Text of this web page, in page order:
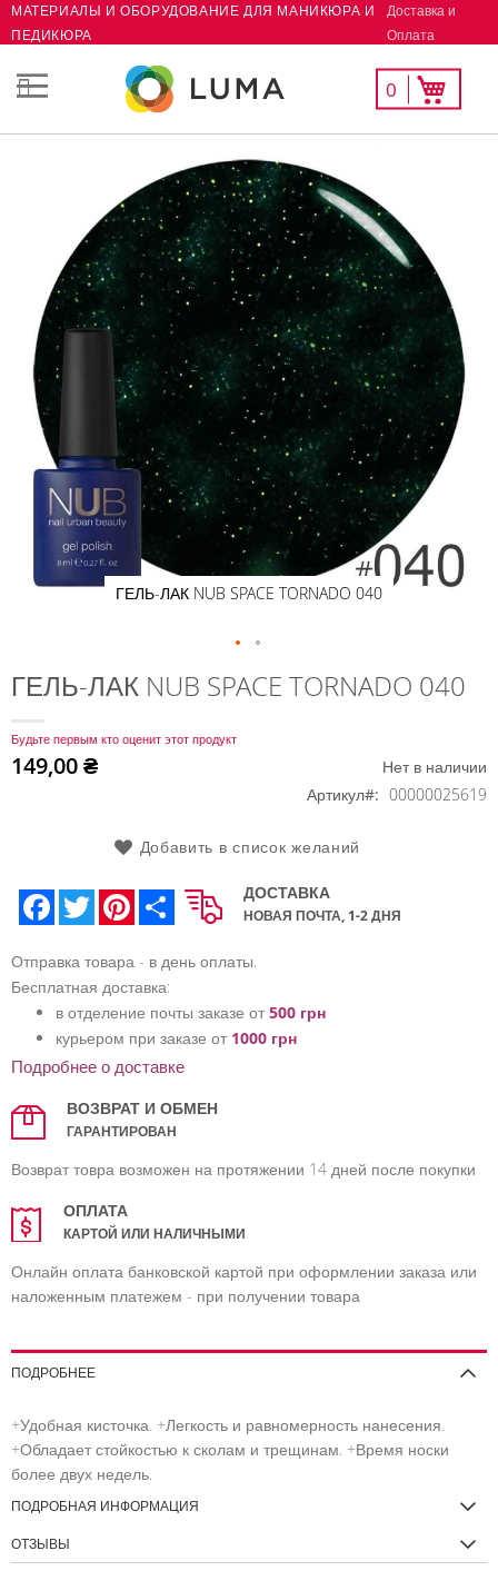
Skip
Content
МАТЕРИАЛЫ И ОБОРУДОВАНИЕ ДЛЯ МАНИКЮРА И
ПЕДИКЮРА
Доставка и
Оплата
Моя корзина
0
Мой
список
галереям
изображений
ГЕЛЬ-ЛАК NUB SPACE TORNADO 040
к
галереи
изображений
ГЕЛЬ-ЛАК NUB SPACE TORNADO 040
Будьте первым кто оценит этот продукт
149,00 ₴
Нет в наличии
Артикул
00000025619
Добавить в список желаний
Facebook
Twitter PinterestShare ДОСТАВКА
НОВАЯ ПОЧТА, 1-2 ДНЯ
Отправка товара - в день оплаты.
Бесплатная доставка:
в отделение почты заказе от 500 грн
курьером при заказе от 1000 грн
Подробнее о доставке
ВОЗВРАТ И ОБМЕН
ГАРАНТИРОВАН
Возврат товра возможен на протяжении 14 дней после покупки
ОПЛАТА
КАРТОЙ ИЛИ НАЛИЧНЫМИ
Онлайн оплата банковской картой при оформлении заказа или
наложенным платежем - при получении товара
ПОДРОБНЕЕ
+Удобная кисточка. +Легкость и равномерность нанесения.
+Обладает стойкостью к сколам и трещинам. +Время носки
более двух недель.
ПОДРОБНАЯ ИНФОРМАЦИЯ
ОТЗЫВЫ